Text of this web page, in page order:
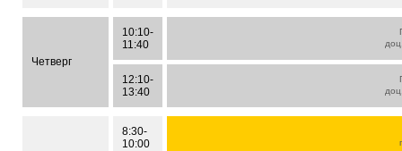
Четверг
10:10-
11:40
12:10-
13:40
8:30-
10:00